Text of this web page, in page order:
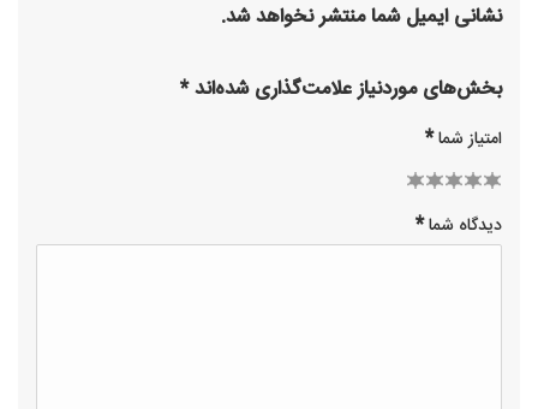
نشانی ایمیل شما منتشر نخواهد شد.
بخش‌های موردنیاز علامت‌گذاری شده‌اند*
امتیاز شما*
1
of
2 of
5
3 of 5
stars
stars
5 of 5
stars
دیدگاه شما*